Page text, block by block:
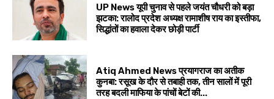
UP News यूपी चुनाव से पहले जयंत चौधरी को बड़ा
झटका: रालोद प्रदेश अध्यक्ष रामाशीष राय का इस्तीफा,
सिद्धांतों का हवाला देकर छोड़ी पार्टी
Atiq Ahmed News प्रयागराज का अतीक
कुनबा: रसूख के दौर से तबाही तक, तीन सालों में पूरी
तरह बदली माफिया के पांचों बेटों की...